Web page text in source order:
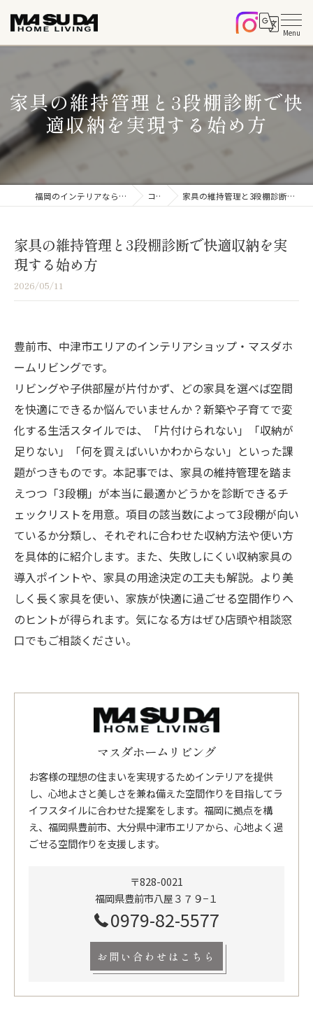
家具の維持管理と3段棚診断で快
適収納を実現する始め方
福岡のインテリアならマスダホームリビング コラム 家具の維持管理と3段棚診断で快適収納を実現する始め方
家具の維持管理と3段棚診断で快適収納を実
現する始め方
2026/05/11
豊前市、中津市エリアのインテリアショップ・マスダホ
ームリビングです。
リビングや子供部屋が片付かず、どの家具を選べば空間
を快適にできるか悩んでいませんか？新築や子育てで変
化する生活スタイルでは、「片付けられない」「収納が
足りない」「何を買えばいいかわからない」といった課
題がつきものです。本記事では、家具の維持管理を踏ま
えつつ「3段棚」が本当に最適かどうかを診断できるチ
ェックリストを用意。項目の該当数によって3段棚が向い
ているか分類し、それぞれに合わせた収納方法や使い方
を具体的に紹介します。また、失敗しにくい収納家具の
導入ポイントや、家具の用途決定の工夫も解説。より美
しく長く家具を使い、家族が快適に過ごせる空間作りへ
のヒントが得られます。気になる方はぜひ店頭や相談窓
口でもご相談ください。
マスダホームリビング
お客様の理想の住まいを実現するためインテリアを提供
し、心地よさと美しさを兼ね備えた空間作りを目指してラ
イフスタイルに合わせた提案をします。福岡に拠点を構
え、福岡県豊前市、大分県中津市エリアから、心地よく過
ごせる空間作りを支援します。
〒828-0021
福岡県豊前市八屋３７９−１
0979-82-5577
お問い合わせはこちら